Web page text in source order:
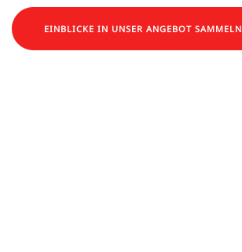
EINBLICKE IN UNSER ANGEBOT SAMMELN